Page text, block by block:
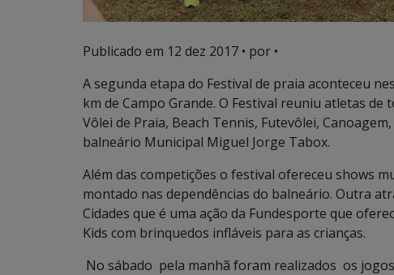
Publicado em 12 dez 2017 • por •
A segunda etapa do Festival de praia aconteceu
km de Campo Grande. O Festival reuniu atletas
Vôlei de Praia, Beach Tennis, Futevôlei,
balneário Municipal Miguel Jorge Tabox.
Além das competições o festival ofereceu shows
montado nas dependências do balneário. Outra
Cidades que é uma ação da Fundesporte que
Kids com brinquedos infláveis para as crianças.
No sábado pela manhã foram realizados os